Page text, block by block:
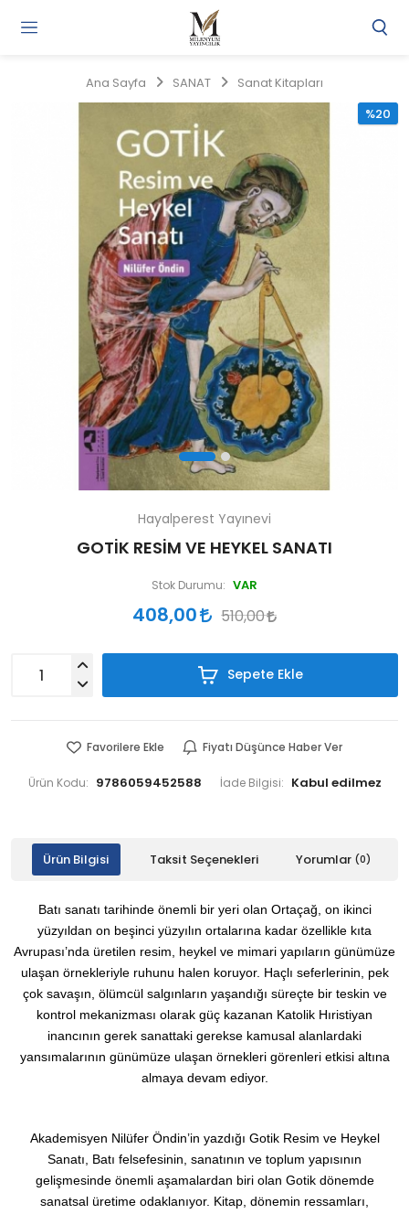
Ana Sayfa SANAT Sanat Kitapları
%20
Hayalperest Yayınevi
GOTİK RESİM VE HEYKEL SANATI
Stok Durumu: VAR
408,00 510,00
Sepete Ekle
Favorilere Ekle Fiyatı Düşünce Haber Ver
Ürün Kodu: 9786059452588 İade Bilgisi:
Ürün Bilgisi Taksit Seçenekleri Yorumlar (0)
Batı sanatı tarihinde önemli bir yeri olan Ortaçağ, on ikinci
yüzyıldan on beşinci yüzyılın ortalarına kadar özellikle kıta
Avrupası’nda üretilen resim, heykel ve mimari yapıların günümüze
ulaşan örnekleriyle ruhunu halen koruyor. Haçlı seferlerinin, pek
çok savaşın, ölümcül salgınların yaşandığı süreçte bir teskin ve
kontrol mekanizması olarak güç kazanan Katolik Hıristiyan
inancının gerek sanattaki gerekse kamusal alanlardaki
yansımalarının günümüze ulaşan örnekleri görenleri etkisi altına
almaya devam ediyor.
Akademisyen Nilüfer Öndin’in yazdığı Gotik Resim ve Heykel
Sanatı , Batı felsefesinin, sanatının ve toplum yapısının
gelişmesinde önemli aşamalardan biri olan Gotik dönemde
sanatsal üretime odaklanıyor. Kitap, dönemin ressamları,